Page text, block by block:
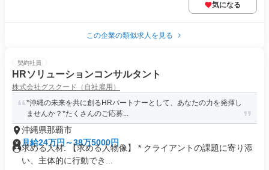
気になる
この企業の類似求人を見る
契約社員
HRソリューションコンサルタント
株式会社グスクード（自社雇用）
*沖縄の未来を共に創るHRパートナーとして、あなたの力を発揮し
ませんか？*たくさんのご応募...
沖縄県那覇市
月給24万円～38万5000円
求める人材: 【求める人物像】 * クライアントの課題に寄り添
い、主体的に行動でき...